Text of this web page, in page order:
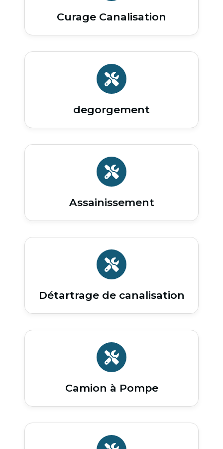
Curage Canalisation
degorgement
Assainissement
Détartrage de canalisation
Camion à Pompe